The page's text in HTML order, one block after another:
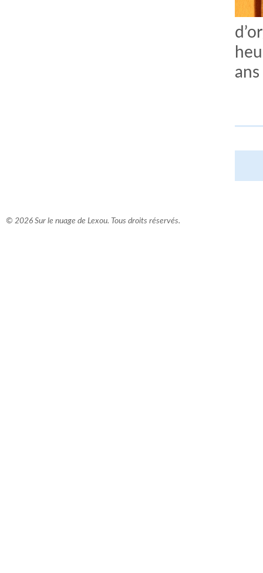
© 2026 Sur le nuage de Lexou. Tous droits réservés.